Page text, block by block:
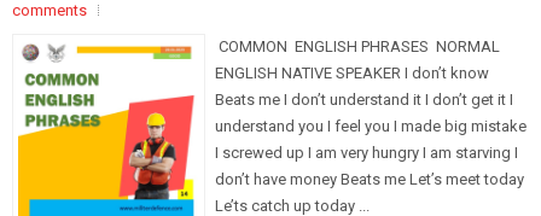
comments
COMMON ENGLISH PHRASES NORMAL
ENGLISH NATIVE SPEAKER I don’t know
Beats me I don’t understand it I don’t get it I
understand you I feel you I made big mistake
I screwed up I am very hungry I am starving I
don’t have money Beats me Let’s meet today
Le’ts catch up today ...